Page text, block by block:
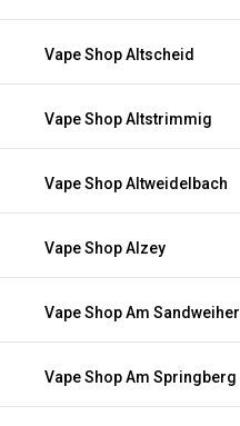
Vape Shop Altscheid
Vape Shop Altstrimmig
Vape Shop Altweidelbach
Vape Shop Alzey
Vape Shop Am Sandweiher
Vape Shop Am Springberg